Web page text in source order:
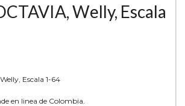
Welly, Escala
Escala 1-64
en linea de Colombia.